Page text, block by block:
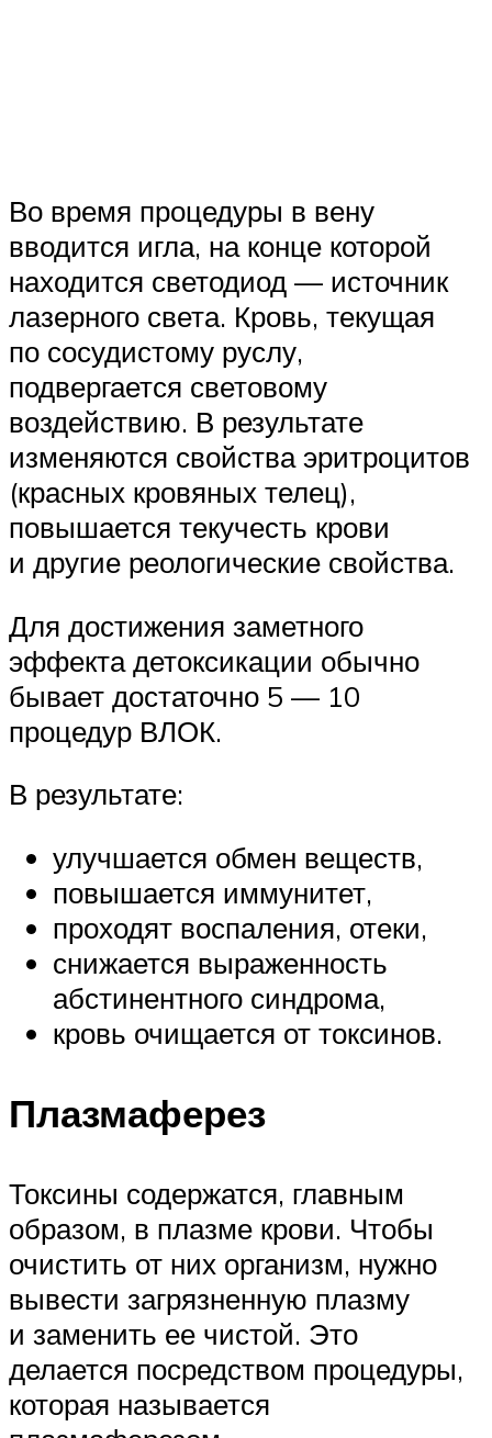
Во время процедуры в вену
вводится игла, на конце которой
находится светодиод — источник
лазерного света. Кровь, текущая
по сосудистому руслу,
подвергается световому
воздействию. В результате
изменяются свойства эритроцитов
(красных кровяных телец),
повышается текучесть крови
и другие реологические свойства.
Для достижения заметного
эффекта детоксикации обычно
бывает достаточно 5 — 10
процедур ВЛОК.
В результате:
улучшается обмен веществ,
повышается иммунитет,
проходят воспаления, отеки,
снижается выраженность
абстинентного синдрома,
кровь очищается от токсинов.
Плазмаферез
Токсины содержатся, главным
образом, в плазме крови. Чтобы
очистить от них организм, нужно
вывести загрязненную плазму
и заменить ее чистой. Это
делается посредством процедуры,
которая называется